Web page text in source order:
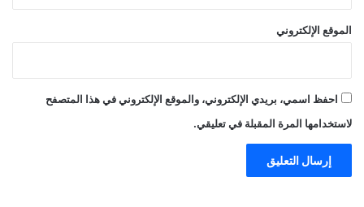
الموقع الإلكتروني
احفظ اسمي، بريدي الإلكتروني، والموقع الإلكتروني في هذا المتصفح
لاستخدامها المرة المقبلة في تعليقي.